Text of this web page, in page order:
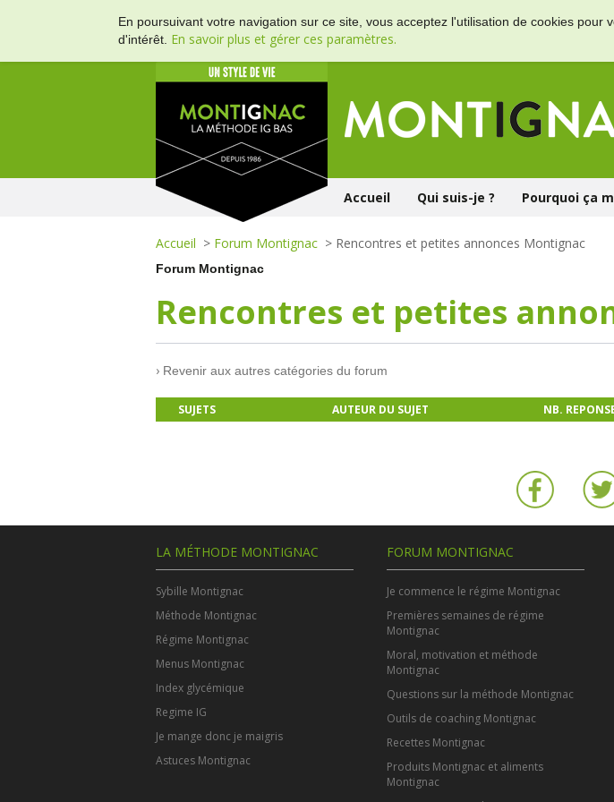
En poursuivant votre navigation sur ce site, vous acceptez l'utilisation de cookies
d'intérêt. En savoir plus et gérer ces paramètres.
Accueil Qui suis-je ? Pourquoi ça
Accueil > Forum Montignac > Rencontres et petites annonces Montignac
Forum Montignac
Rencontres et petites
› Revenir aux autres catégories du forum
SUJETS AUTEUR DU SUJET NB.
LA MÉTHODE MONTIGNAC
Sybille Montignac
Méthode Montignac
Régime Montignac
Menus Montignac
Index glycémique
Regime IG
Je mange donc je maigris
Astuces Montignac
FORUM MONTIGNAC
Je commence le régime Montignac
Premières semaines de régime
Montignac
Moral, motivation et méthode
Montignac
Questions sur la méthode Montignac
Outils de coaching Montignac
Recettes Montignac
Produits Montignac et aliments
Montignac